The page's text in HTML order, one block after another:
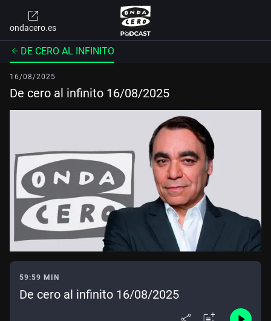
ondacero.es
DE CERO AL INFINITO
16/08/2025
De cero al infinito 16/08/2025
59:59 MIN
De cero al infinito 16/08/2025